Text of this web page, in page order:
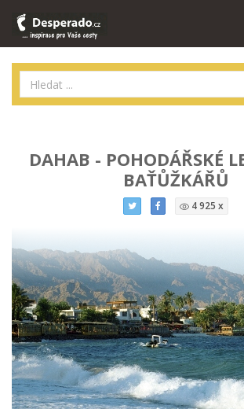
DAHAB - POHODÁŘSKÉ
BAŤŮŽKÁŘŮ
4 925 x